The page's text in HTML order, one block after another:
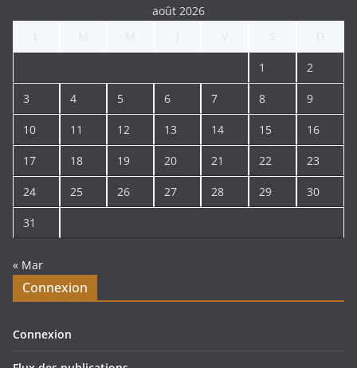
août 2026
1 2
3 4 5 6 7 8 9
10 11 12 13 14 15 16
17 18 19 20 21 22 23
24 25 26 27 28 29 30
31
« Mar
Connexion
Connexion